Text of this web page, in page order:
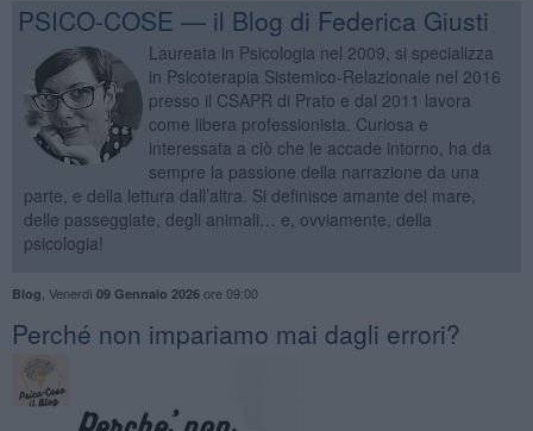
PSICO-COSE — il Blog di Federica Giusti
Laureata in Psicologia nel 2009, si specializza
in Psicoterapia Sistemico-Relazionale nel 2016
presso il CSAPR di Prato e dal 2011 lavora
come libera professionista. Curiosa e
interessata a ciò che le accade intorno, ha da
sempre la passione della narrazione da una
parte, e della lettura dall’altra. Si definisce amante del mare,
delle passeggiate, degli animali… e, ovviamente, della
psicologia!
Blog Venerdì 09 Gennaio 2026ore 09:00
​Perché non impariamo mai dagli errori?